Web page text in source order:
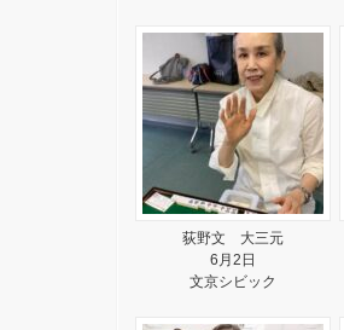
荻野文 大三元
6月2日
文京シビック